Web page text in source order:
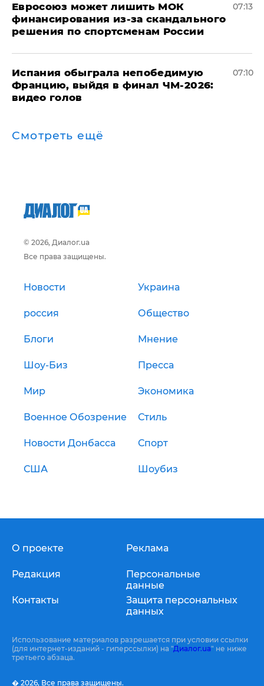
Евросоюз может лишить МОК
финансирования из-за скандального
решения по спортсменам России
07:13
Испания обыграла непобедимую
Францию, выйдя в финал ЧМ-2026:
видео голов
07:10
Смотреть ещё
© 2026, Диалог.ua
Все права защищены.
Новости Украина
россия Общество
Блоги Мнение
Шоу-Биз Пресса
Мир Экономика
Военное Обозрение Стиль
Новости Донбасса Спорт
США Шоубиз
О проекте
Редакция
Контакты
Реклама
Персональные
данные
Защита персональных
данных
Использование материалов разрешается при условии ссылки
(для интернет-изданий - гиперссылки) на "Диалог.ua" не ниже
третьего абзаца.
� 2026, Все права защищены.